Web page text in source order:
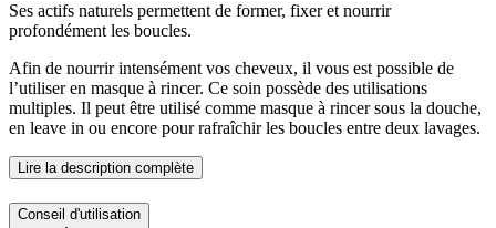
Ses actifs naturels permettent de former, fixer et nourrir
profondément les boucles.
Afin de nourrir intensément vos cheveux, il vous est possible de
l’utiliser en masque à rincer. Ce soin possède des utilisations
multiples. Il peut être utilisé comme masque à rincer sous la douche,
en leave in ou encore pour rafraîchir les boucles entre deux lavages.
Lire la description complète
Conseil d'utilisation